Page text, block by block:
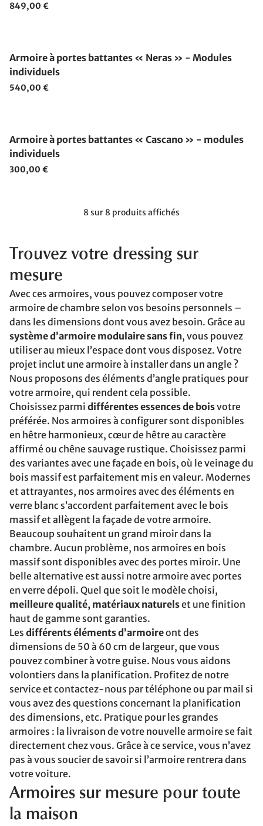
849,00 €
Armoire à portes battantes « Neras » - Modules
individuels
540,00 €
Armoire à portes battantes « Cascano » - modules
individuels
300,00 €
8 sur 8 produits affichés
Trouvez votre dressing sur
mesure
Avec ces armoires, vous pouvez composer votre
armoire de chambre selon vos besoins personnels –
dans les dimensions dont vous avez besoin. Grâce au
système d’armoire modulaire sans fin, vous pouvez
utiliser au mieux l’espace dont vous disposez. Votre
projet inclut une armoire à installer dans un angle ?
Nous proposons des éléments d’angle pratiques pour
votre armoire, qui rendent cela possible.
Choisissez parmi différentes essences de boisvotre
préférée. Nos armoires à configurer sont disponibles
en hêtre harmonieux, cœur de hêtre au caractère
affirmé ou chêne sauvage rustique. Choisissez parmi
des variantes avec une façade en bois, où le veinage du
bois massif est parfaitement mis en valeur. Modernes
et attrayantes, nos armoires avec des éléments en
verre blanc s’accordent parfaitement avec le bois
massif et allègent la façade de votre armoire.
Beaucoup souhaitent un grand miroir dans la
chambre. Aucun problème, nos armoires en bois
massif sont disponibles avec des portes miroir. Une
belle alternative est aussi notre armoire avec portes
en verre dépoli. Quel que soit le modèle choisi,
meilleure qualité, matériaux naturelset une finition
haut de gamme sont garanties.
Les différents éléments d’armoireont des
dimensions de 50 à 60 cm de largeur, que vous
pouvez combiner à votre guise. Nous vous aidons
volontiers dans la planification. Profitez de notre
service et contactez-nous par téléphone ou par mail si
vous avez des questions concernant la planification
des dimensions, etc. Pratique pour les grandes
armoires : la livraison de votre nouvelle armoire se fait
directement chez vous. Grâce à ce service, vous n’avez
pas à vous soucier de savoir si l’armoire rentrera dans
votre voiture.
Armoires sur mesure pour toute
la maison